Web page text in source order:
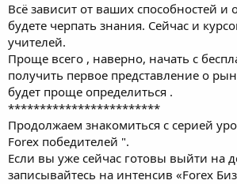
Всё зависит от ваших способностей и
будете черпать знания. Сейчас и
учителей.
Проще всего , наверно, начать с
получить первое представление о
будет проще определиться .
************************
Продолжаем знакомиться с серией
Forex победителей ".
Если вы уже сейчас готовы выйти на
записывайтесь на интенсив «Forex